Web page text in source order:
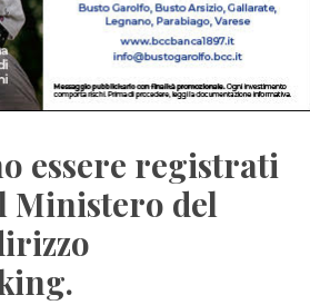
essere registrati
Ministero del